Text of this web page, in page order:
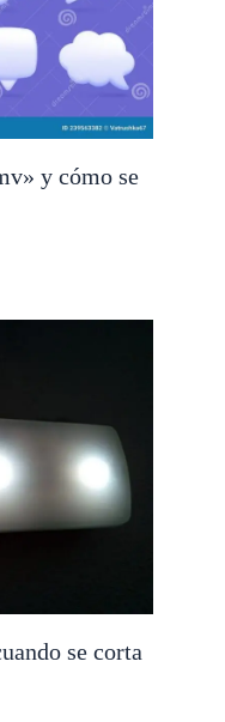
y cómo se
se corta